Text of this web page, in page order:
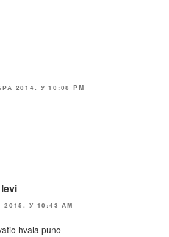
2014. У 10:08 PM
У 10:43 AM
hvala puno